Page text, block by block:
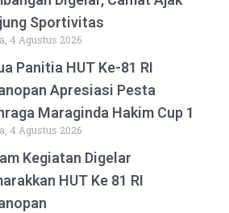
Sportivitas
4 Agustus 2026
Panitia HUT Ke-81 RI
Apresiasi Pesta
Maraginda Hakim Cup 1
4 Agustus 2026
Kegiatan Digelar
HUT Ke 81 RI